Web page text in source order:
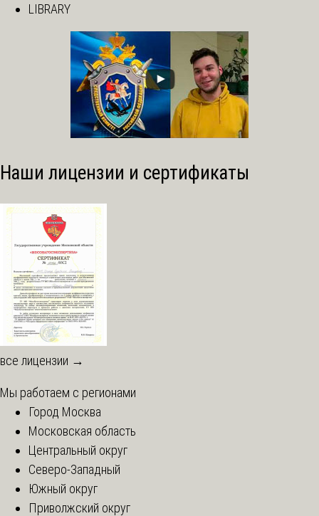
LIBRARY
Наши лицензии и сертификаты
все лицензии →
Мы работаем с регионами
Город Москва
Московская область
Центральный округ
Северо-Западный
Южный округ
Приволжский округ